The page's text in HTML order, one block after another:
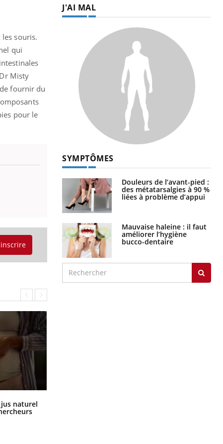
souris.
qui
Misty
fournir du
pour le
jus naturel
J'AI MAL
SYMPTÔMES
Douleurs de l’avant-pied :
des métatarsalgies à 90 %
liées à problème d’appui
Mauvaise haleine : il faut
améliorer l’hygiène
bucco-dentaire